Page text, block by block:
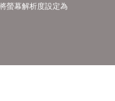
螢幕解析度設定為